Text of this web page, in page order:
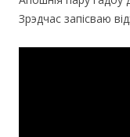
Зрэдчас запісваю